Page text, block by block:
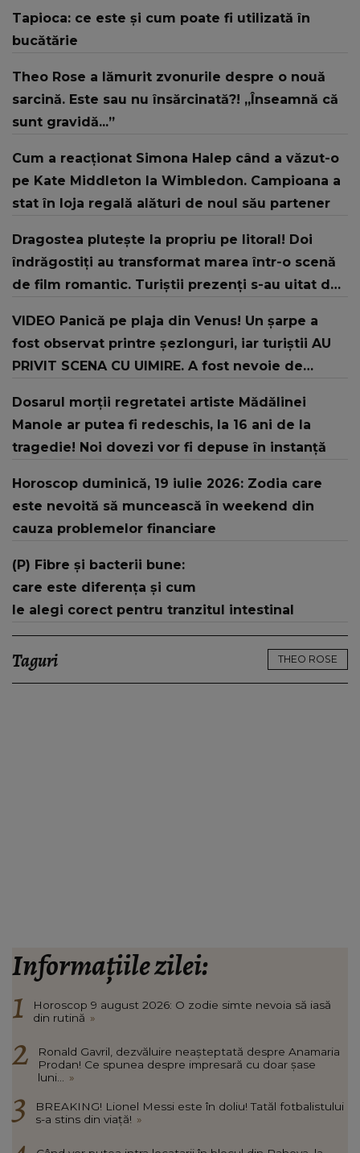
Tapioca: ce este și cum poate fi utilizată în
bucătărie
Theo Rose a lămurit zvonurile despre o nouă
sarcină. Este sau nu însărcinată?! „Înseamnă că
sunt gravidă...”
Cum a reacționat Simona Halep când a văzut-o
pe Kate Middleton la Wimbledon. Campioana a
stat în loja regală alături de noul său partener
Dragostea plutește la propriu pe litoral! Doi
îndrăgostiți au transformat marea într-o scenă
de film romantic. Turiștii prezenți s-au uitat de
VIDEO Panică pe plaja din Venus! Un şarpe a
fost observat printre şezlonguri, iar turiştii AU
PRIVIT SCENA CU UIMIRE. A fost nevoie de
Dosarul morții regretatei artiste Mădălinei
Manole ar putea fi redeschis, la 16 ani de la
tragedie! Noi dovezi vor fi depuse în instanță
Horoscop duminică, 19 iulie 2026: Zodia care
este nevoită să muncească în weekend din
cauza problemelor financiare
(P) Fibre și bacterii bune:
care este diferența și cum
le alegi corect pentru tranzitul intestinal
Taguri THEO ROSE
Informațiile zilei:
Horoscop 9 august 2026: O zodie simte nevoia să iasă
din rutină »
Ronald Gavril, dezvăluire neașteptată despre Anamaria
Prodan! Ce spunea despre impresară cu doar șase
luni...
»
BREAKING! Lionel Messi este în doliu! Tatăl fotbalistului
s-a stins din viață! »